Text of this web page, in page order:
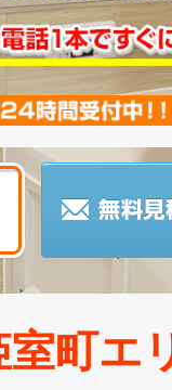
町エ